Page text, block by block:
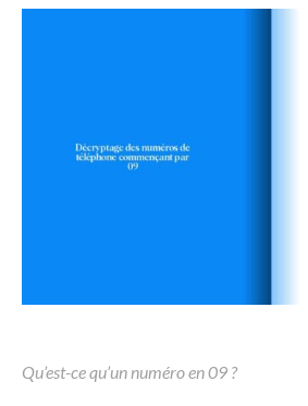
Qu’est-ce qu’un numéro en 09 ?